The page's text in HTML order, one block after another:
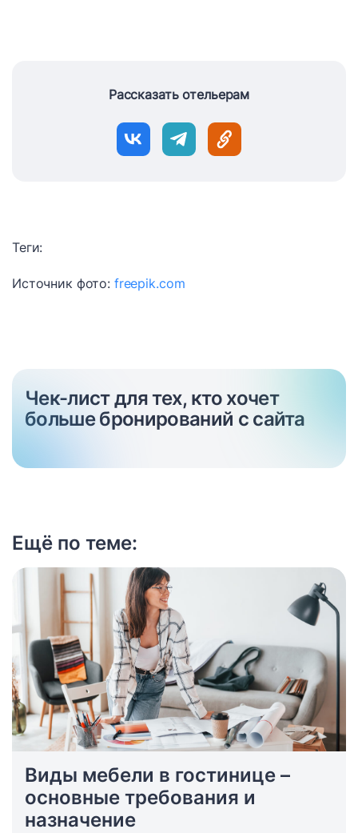
Рассказать отельерам
Теги:
Источник фото: freepik.com
Чек-лист для тех, кто хочет
больше бронирований с сайта
Ещё по теме:
Виды мебели в гостинице –
основные требования и
назначение